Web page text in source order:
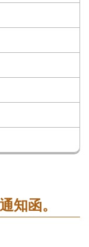
知函。